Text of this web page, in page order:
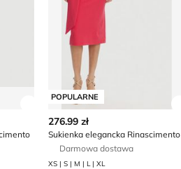
Zobacz szczegóły produktu
POPULARNE
276.99 zł
Sukienka elegancka Rinascimento
Darmowa dostawa
XS | S | M | L | XL